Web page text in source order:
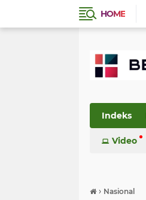
HOME
Indeks
Video
› Nasional